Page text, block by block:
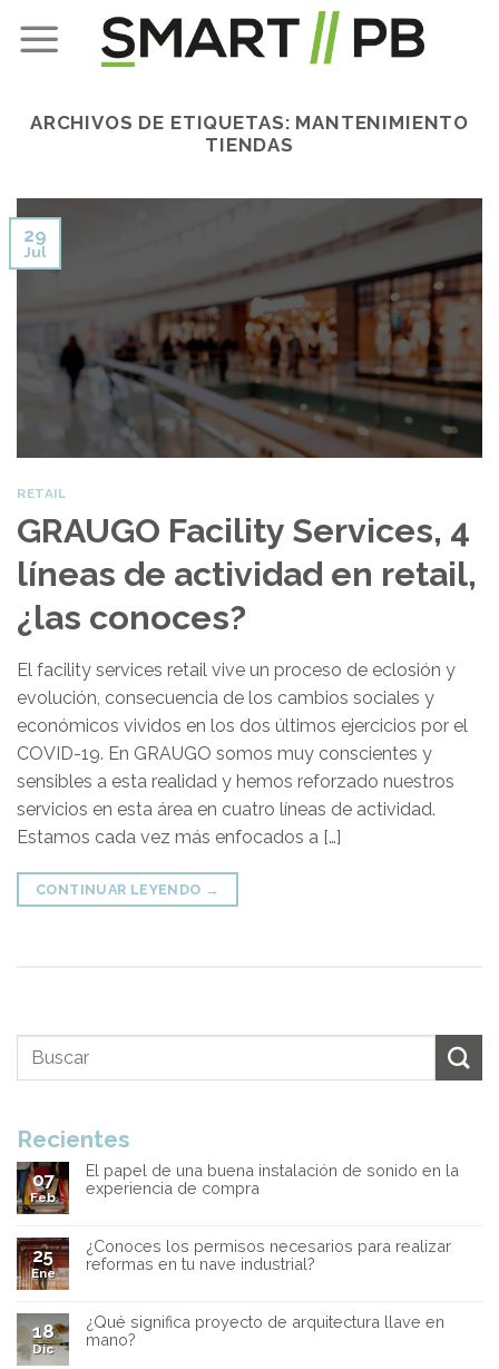
ARCHIVOS DE ETIQUETAS: MANTENIMIENTO
TIENDAS
29
Jul
RETAIL
GRAUGO Facility Services, 4
líneas de actividad en retail,
¿las conoces?
El facility services retail vive un proceso de eclosión y
evolución, consecuencia de los cambios sociales y
económicos vividos en los dos últimos ejercicios por el
COVID-19. En GRAUGO somos muy conscientes y
sensibles a esta realidad y hemos reforzado nuestros
servicios en esta área en cuatro líneas de actividad.
Estamos cada vez más enfocados a […]
CONTINUAR LEYENDO →
Recientes
07
Feb
El papel de una buena instalación de sonido en la
experiencia de compra
25
Ene
¿Conoces los permisos necesarios para realizar
reformas en tu nave industrial?
18
Dic
¿Qué significa proyecto de arquitectura llave en
mano?